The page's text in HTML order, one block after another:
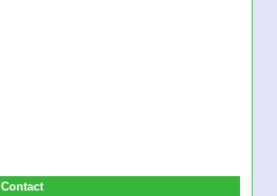
Contact